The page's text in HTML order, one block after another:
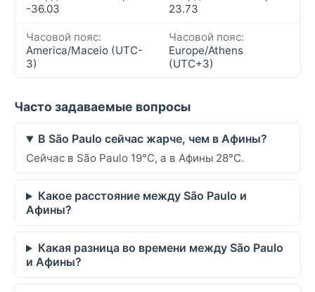
-36.03
23.73
Часовой пояс:
America/Maceio (UTC-
3)
Часовой пояс:
Europe/Athens
(UTC+3)
Часто задаваемые вопросы
В São Paulo сейчас жарче, чем в Афины?
Сейчас в São Paulo 19°C, а в Афины 28°C.
Какое расстояние между São Paulo и
Афины?
Какая разница во времени между São Paulo
и Афины?